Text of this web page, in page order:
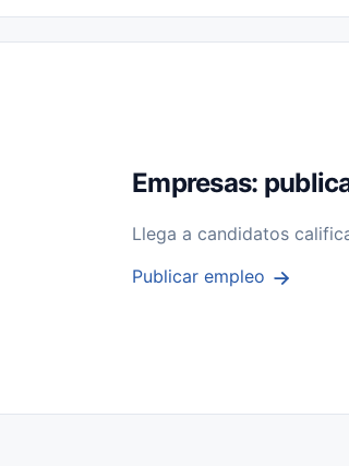
Empleos Bilingües (English/Spanish) Sin
Empresas:
Llega a candidatos
Publicar empleo